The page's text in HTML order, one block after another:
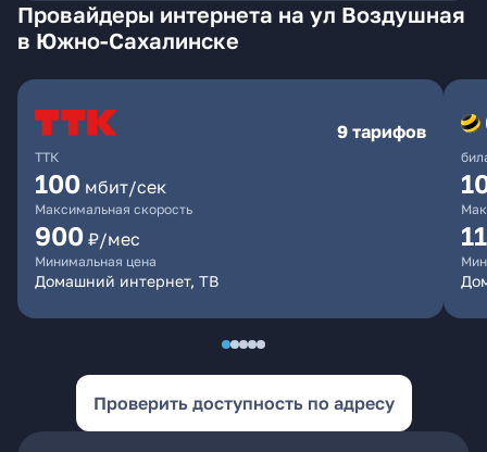
Провайдеры интернета на ул Воздушная
в Южно-Сахалинске
ТТК
9 тарифов
100 мбит/сек
Максимальная скорость
900 ₽/мес
Минимальная цена
Домашний интернет, ТВ
Проверить доступность по адресу